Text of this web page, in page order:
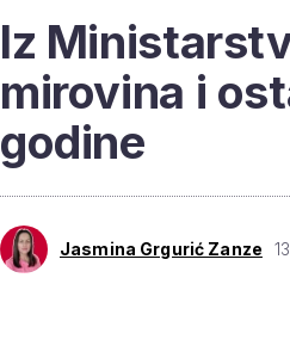
Iz
mirovina i
godine
Jasmina Grgurić Zanze